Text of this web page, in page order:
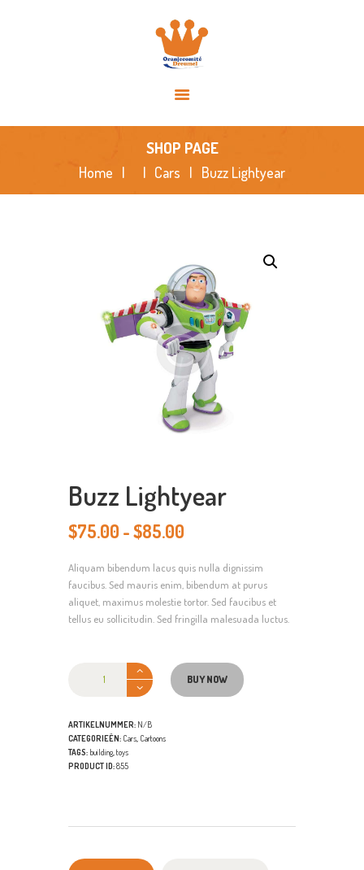
SHOP PAGE
Home Cars Buzz Lightyear
SPONSORS
CONTACT
Buzz Lightyear
$75.00 -$85.00
tot
$85.00
Aliquam bibendum lacus quis nulla dignissim
faucibus. Sed mauris enim, bibendum at purus
aliquet, maximus molestie tortor. Sed faucibus et
tellus eu sollicitudin. Sed fringilla malesuada luctus.
Lightyear
BUY NOW
ARTIKELNUMMER: N/B
CATEGORIEËN: Cars Cartoons
TAGS: building toys
PRODUCT ID:855